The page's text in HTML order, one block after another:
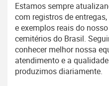
Estamos sempre
com registros de
e exemplos reais do
cemitérios do Brasil.
conhecer melhor nossa
atendimento e a
produzimos diariamente.